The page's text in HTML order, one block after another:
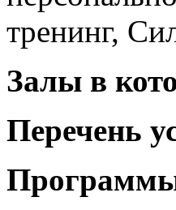
тренинг,
Залы в
Перечень